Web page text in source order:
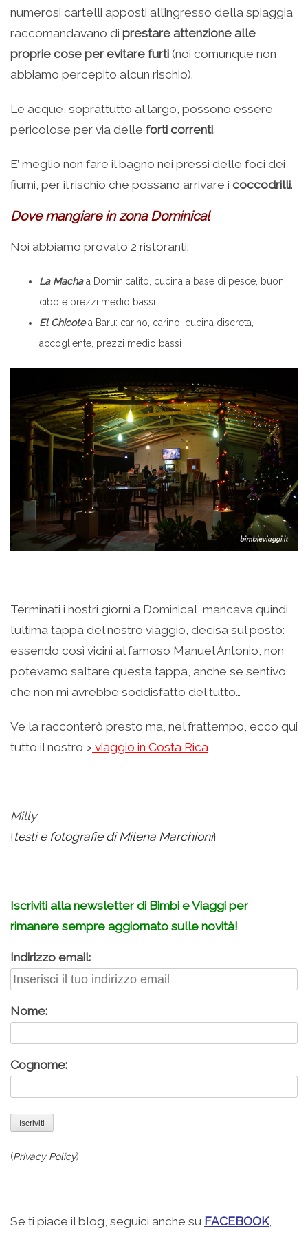
numerosi cartelli apposti all’ingresso della spiaggia
raccomandavano di prestare attenzione alle
proprie cose per evitare furti (noi comunque non
abbiamo percepito alcun rischio).
Le acque, soprattutto al largo, possono essere
pericolose per via delle forti correnti.
E’ meglio non fare il bagno nei pressi delle foci dei
fiumi, per il rischio che possano arrivare i coccodrilli.
Dove mangiare in zona Dominical
Noi abbiamo provato 2 ristoranti:
La Macha a Dominicalito, cucina a base di pesce, buon
cibo e prezzi medio bassi
El Chicotea Baru: carino, carino, cucina discreta,
accogliente, prezzi medio bassi
Terminati i nostri giorni a Dominical, mancava quindi
l’ultima tappa del nostro viaggio, decisa sul posto:
essendo così vicini al famoso Manuel Antonio, non
potevamo saltare questa tappa, anche se sentivo
che non mi avrebbe soddisfatto del tutto…
Ve la racconterò presto ma, nel frattempo, ecco qui
tutto il nostro > viaggio in Costa Rica
Milly
{testi e fotografie di Milena Marchioni}
Iscriviti alla newsletter di Bimbi e Viaggi per
rimanere sempre aggiornato sulle novità!
Indirizzo email:
Nome:
Cognome:
(Privacy Policy)
Se ti piace il blog, seguici anche su FACEBOOK,